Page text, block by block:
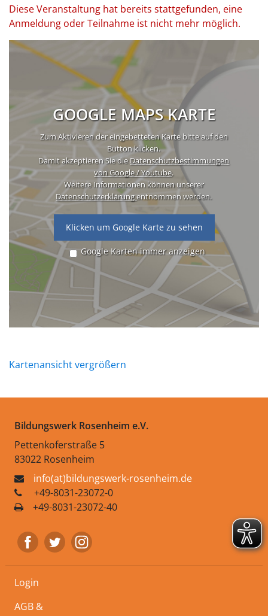
Diese Veranstaltung hat bereits stattgefunden, eine
Anmeldung oder Teilnahme ist nicht mehr möglich.
GOOGLE MAPS KARTE
Zum Aktivieren der eingebetteten Karte bitte auf den
Button klicken.
Damit akzeptieren Sie dieDatenschutzbestimmungen
von Google / Youtube.
Weitere Informationen können unserer
Datenschutzerklärungentnommen werden.
Klicken um Google Karte zu sehen
Google Karten immer anzeigen
Kartenansicht vergrößern
Bildungswerk Rosenheim e.V.
Pettenkoferstraße 5
83022 Rosenheim
info(at)bildungswerk-rosenheim.de
+49-8031-23072-0
+49-8031-23072-40
Login
AGB &